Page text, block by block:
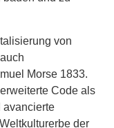
von
Morse 1833.
Code als
avancierte
der